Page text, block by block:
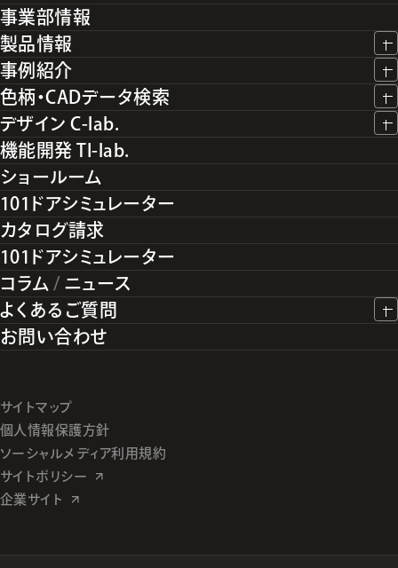
事業部情報
製品情報
事例紹介
色柄・CADデータ検索
デザイン C-lab.
機能開発 TI-lab.
ショールーム
101ドアシミュレーター
カタログ請求
101ドアシミュレーター
コラム /ニュース
よくあるご質問
お問い合わせ
サイトマップ
個人情報保護方針
ソーシャルメディア利用規約
サイトポリシー
企業サイト